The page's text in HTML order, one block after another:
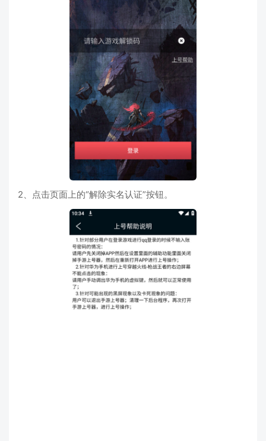
2、点击页面上的“解除实名认证”按钮。